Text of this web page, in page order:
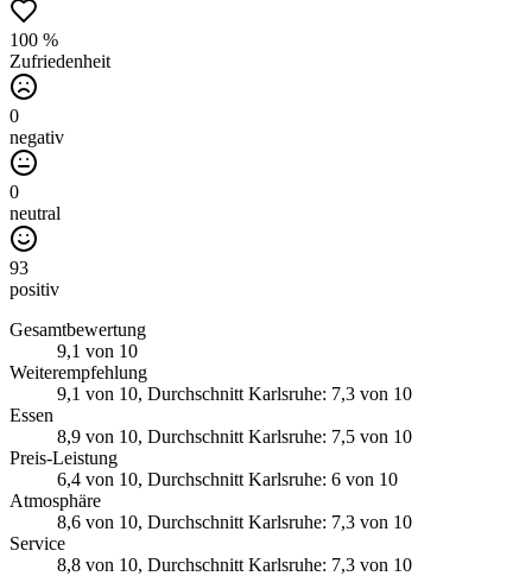
100 %
Zufriedenheit
0
negativ
0
neutral
93
positiv
Gesamtbewertung
9,1 von 10
Weiterempfehlung
9,1 von 10, Durchschnitt Karlsruhe: 7,3 von 10
Essen
8,9 von 10, Durchschnitt Karlsruhe: 7,5 von 10
Preis-Leistung
6,4 von 10, Durchschnitt Karlsruhe: 6 von 10
Atmosphäre
8,6 von 10, Durchschnitt Karlsruhe: 7,3 von 10
Service
8,8 von 10, Durchschnitt Karlsruhe: 7,3 von 10